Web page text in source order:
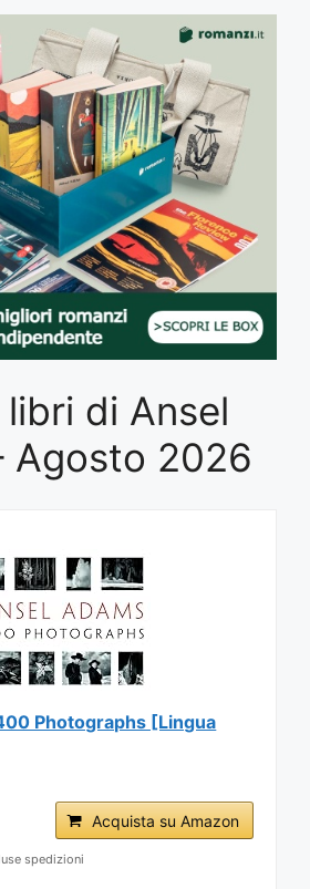
di Ansel
Agosto 2026
Photographs [Lingua
Acquista su Amazon
spedizioni